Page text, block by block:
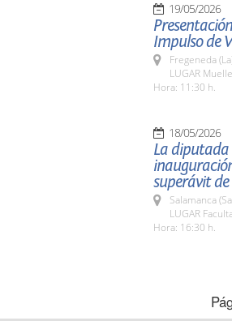
19/05/2026
Impulso de
Fregeneda
LUGAR
Hora: 11:30 h.
18/05/2026
La diputada
superávit
Salamanca
LUGAR
Hora: 16:30 h.